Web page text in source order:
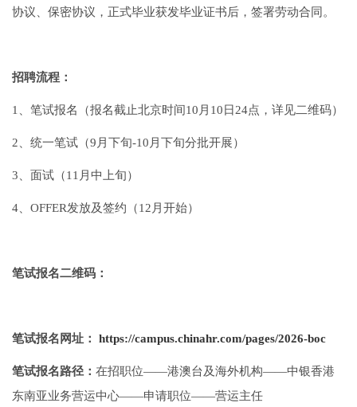
协议、保密协议，正式毕业获发毕业证书后，签署劳动合同。
招聘流程：
1、笔试报名（报名截止北京时间10月10日24点，详见二维码）
2、统一笔试（9月下旬-10月下旬分批开展）
3、面试（11月中上旬）
4、OFFER发放及签约（12月开始）
笔试报名二维码：
笔试报名网址： https://campus.chinahr.com/pages/2026-boc
笔试报名路径： 在招职位——港澳台及海外机构——中银香港
东南亚业务营运中心——申请职位——营运主任